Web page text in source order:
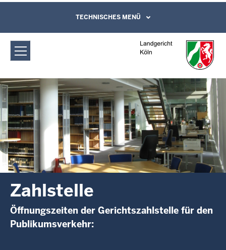
Landgericht Köln: Zahlstelle
Direkt zum Inhalt
Leichte Sprache, Gebärdensprachenvideo
und Kontaktformular
TECHNISCHES MENÜ
Zahlstelle
Öffnungszeiten der Gerichtszahlstelle für den
Publikumsverkehr: